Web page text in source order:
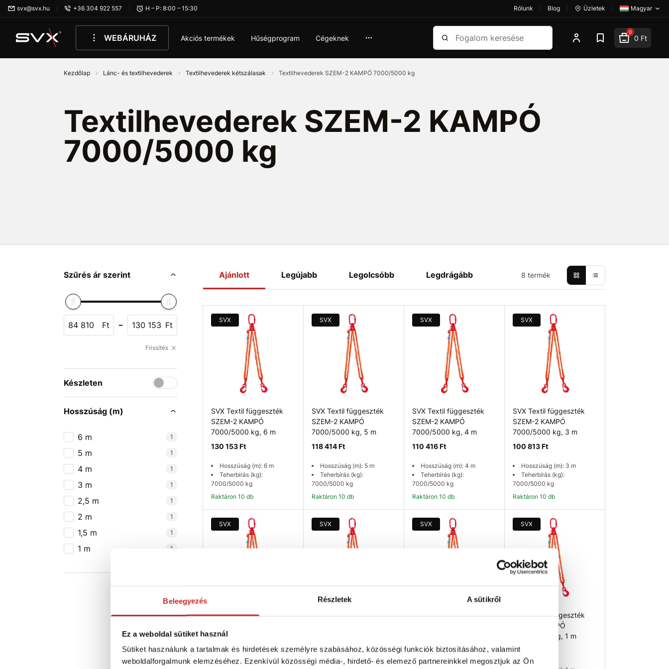
Beleegyezés Részletek A sütikről
Ez a weboldal sütiket használ
Sütiket használunk a tartalmak és hirdetések személyre szabásához, közösségi funkciók biztosításához, valamint
weboldalforgalmunk elemzéséhez. Ezenkívül közösségi média-, hirdető- és elemező partnereinkkel megosztjuk az Ön
Ugrás az oldal fő részéhez
svx@svx.hu +36 304 922 557 H – P: 8:00 – 15:30 Rólunk Blog Üzletek Magyar
WEBÁRUHÁZ Akciós termékek Hűségprogram Cégeknek
Keresés 0
0 Ft
Kezdőlap Lánc- és textilhevederek Textilhevederek kétszálasak Textilhevederek SZEM-2 KAMPÓ 7000/5000 kg
Textilhevederek SZEM-2 KAMPÓ
7000/5000 kg
Szűrés ár szerint
Ft - Ft
Frissítés
Készleten
Hosszúság (m)
6 m 1
5 m 1
4 m 1
3 m 1
2,5 m 1
2 m 1
1,5 m 1
1 m 1
Ajánlott Legújabb Legolcsóbb Legdrágább 8 termék
SVX
SVX Textil függeszték
SZEM-2 KAMPÓ
7000/5000 kg, 6 m
130 153 Ft
Hosszúság (m): 6 m
Teherbírás (kg):
7000/5000 kg
Raktáron 10 db
Kosárba
SVX
SVX Textil függeszték
SZEM-2 KAMPÓ
7000/5000 kg, 5 m
118 414 Ft
Hosszúság (m): 5 m
Teherbírás (kg):
7000/5000 kg
Raktáron 10 db
Kosárba
SVX
SVX Textil függeszték
SZEM-2 KAMPÓ
7000/5000 kg, 4 m
110 416 Ft
Hosszúság (m): 4 m
Teherbírás (kg):
7000/5000 kg
Raktáron 10 db
Kosárba
SVX
SVX Textil függeszték
SZEM-2 KAMPÓ
7000/5000 kg, 3 m
100 813 Ft
Hosszúság (m): 3 m
Teherbírás (kg):
7000/5000 kg
Raktáron 10 db
Kosárba
SVX
SVX Textil függeszték
7000/5000 kg, 2,5 m
96 011 Ft
SVX
91 747 Ft
SVX
88 543 Ft
SVX
SVX Textil függeszték
SZEM-2 KAMPÓ
7000/5000 kg, 1 m
84 810 Ft